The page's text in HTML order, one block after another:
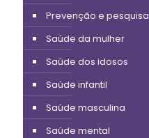
Prevenção e pesquisa
Saúde da mulher
Saúde dos idosos
Saúde infantil
Saúde masculina
Saúde mental